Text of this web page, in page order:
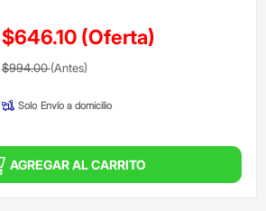
$646.10 (Oferta)
Precio reducido de
$994.00(Antes)(Oferta)
Solo Envío a domicilio
AGREGAR AL CARRITO